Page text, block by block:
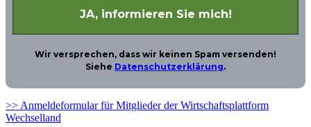
Wir versprechen, dass wir keinen Spam versenden!
Siehe Datenschutzerklärung.
>> Anmeldeformular für Mitglieder der Wirtschaftsplattform
Wechselland